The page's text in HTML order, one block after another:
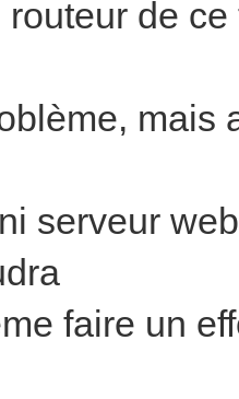
de ce
mais
serveur
faire un